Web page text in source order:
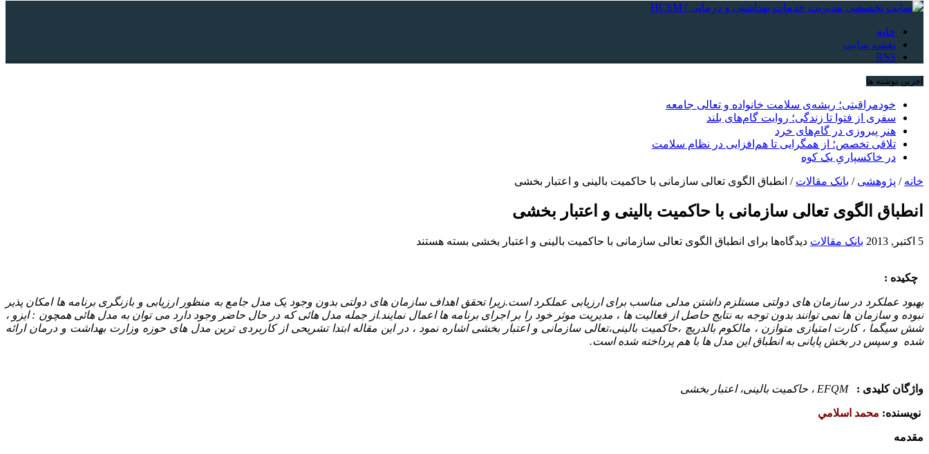
خانه
نقشه سایت
RSS
آخرین نوشته ها
خودمراقبتی؛ ریشه‌ی سلامت خانواده و تعالی جامعه
سفری از فتوا تا زندگی؛ روایت گام‌های بلند
هنر پیروزی در گام‌های خرد
تلاقی تخصص؛ از همگرایی تا هم‌افزایی در نظام سلامت
در خاکسپاریِ یک کوه
خانه / پژوهشی / بانک مقالات / انطباق الگوی تعالی سازمانی با حاکمیت بالینی و اعتبار بخشی
انطباق الگوی تعالی سازمانی با حاکمیت بالینی و اعتبار بخشی
5 اکتبر, 2013 بانک مقالات دیدگاه‌ها برای انطباق الگوی تعالی سازمانی با حاکمیت بالینی و اعتبار بخشی بسته هستند
چکیده :
بهبود عملکرد در سازمان های دولتی مستلزم داشتن مدلی مناسب برای ارزیابی عملکرد است.زیرا تحقق اهداف سازمان های دولتی بدون وجود یک مدل جامع به منظور ارزیابی و بازنگری برنامه ها امکان پذیر
نبوده و سازمان ها نمی توانند بدون توجه به نتایج حاصل از فعالیت ها ، مدیریت موثر خود را بر اجرای برنامه ها اعمال نمایند.از جمله مدل هائی که در حال حاضر وجود دارد می توان به مدل هائی همچون : ایزو ،
شش سیگما ، کارت امتیازی متوازن ، مالکوم بالدریچ ،حاکمیت بالینی،تعالی سازمانی و اعتبار بخشی اشاره نمود ، در این مقاله ابتدا تشریحی از کاربردی ترین مدل های حوزه وزارت بهداشت و درمان ارائه
شده و سپس در بخش پایانی به انطباق این مدل ها با هم پرداخته شده است.
واژگان کلیدی :EFQM ، حاکمیت بالینی، اعتبار بخشی
نويسنده: محمد اسلامي
مقدمه